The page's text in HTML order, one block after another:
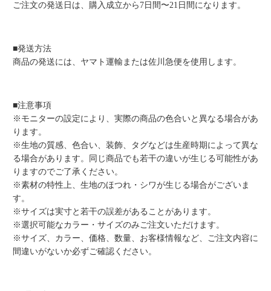
ご注文の発送日は、購入成立から7日間〜21日間になります。
■発送方法
商品の発送には、ヤマト運輸または佐川急便を使用します。
■注意事項
※モニターの設定により、実際の商品の色合いと異なる場合があ
ります。
※生地の質感、色合い、装飾、タグなどは生産時期によって異な
る場合があります。同じ商品でも若干の違いが生じる可能性があ
りますのでご了承ください。
※素材の特性上、生地のほつれ・シワが生じる場合がございま
す。
※サイズは実寸と若干の誤差があることがあります。
※選択可能なカラー・サイズのみご注文いただけます。
※サイズ、カラー、価格、数量、お客様情報など、ご注文内容に
間違いがないか必ずご確認ください。